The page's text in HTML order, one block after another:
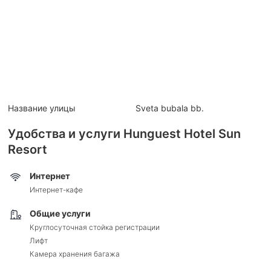
Название улицы Sveta bubala bb.
Удобства и услуги Hunguest Hotel Sun
Resort
Интернет
Интернет-кафе
Общие услуги
Круглосуточная стойка регистрации
Лифт
Камера хранения багажа